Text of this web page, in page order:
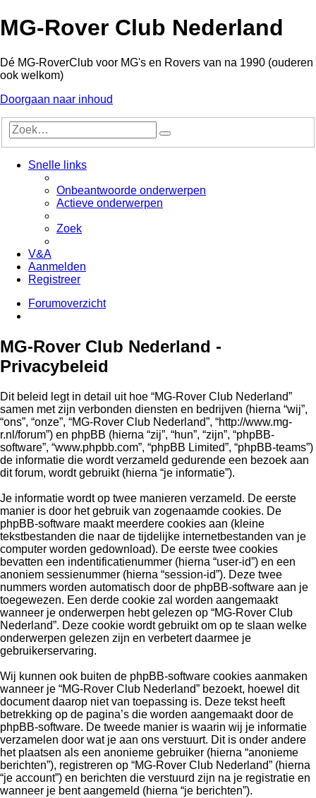
MG-Rover Club Nederland
Dé MG-RoverClub voor MG's en Rovers van na 1990 (ouderen
ook welkom)
Doorgaan naar inhoud
Zoek
Snelle links
Onbeantwoorde onderwerpen
Actieve onderwerpen
Zoek
V&A
Aanmelden
Registreer
Forumoverzicht
MG-Rover Club Nederland -
Privacybeleid
Dit beleid legt in detail uit hoe “MG-Rover Club Nederland”
samen met zijn verbonden diensten en bedrijven (hierna “wij”,
“ons”, “onze”, “MG-Rover Club Nederland”, “http://www.mg-
r.nl/forum”) en phpBB (hierna “zij”, “hun”, “zijn”, “phpBB-
software”, “www.phpbb.com”, “phpBB Limited”, “phpBB-teams”)
de informatie die wordt verzameld gedurende een bezoek aan
dit forum, wordt gebruikt (hierna “je informatie”).
Je informatie wordt op twee manieren verzameld. De eerste
manier is door het gebruik van zogenaamde cookies. De
phpBB-software maakt meerdere cookies aan (kleine
tekstbestanden die naar de tijdelijke internetbestanden van je
computer worden gedownload). De eerste twee cookies
bevatten een indentificatienummer (hierna “user-id”) en een
anoniem sessienummer (hierna “session-id”). Deze twee
nummers worden automatisch door de phpBB-software aan je
toegewezen. Een derde cookie zal worden aangemaakt
wanneer je onderwerpen hebt gelezen op “MG-Rover Club
Nederland”. Deze cookie wordt gebruikt om op te slaan welke
onderwerpen gelezen zijn en verbetert daarmee je
gebruikerservaring.
Wij kunnen ook buiten de phpBB-software cookies aanmaken
wanneer je “MG-Rover Club Nederland” bezoekt, hoewel dit
document daarop niet van toepassing is. Deze tekst heeft
betrekking op de pagina’s die worden aangemaakt door de
phpBB-software. De tweede manier is waarin wij je informatie
verzamelen door wat je aan ons verstuurt. Dit is onder andere
het plaatsen als een anonieme gebruiker (hierna “anonieme
berichten”), registreren op “MG-Rover Club Nederland” (hierna
“je account”) en berichten die verstuurd zijn na je registratie en
wanneer je bent aangemeld (hierna “je berichten”).